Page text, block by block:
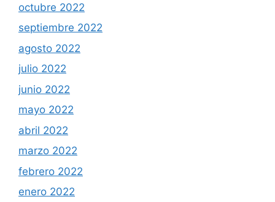
octubre 2022
septiembre 2022
agosto 2022
julio 2022
junio 2022
mayo 2022
abril 2022
marzo 2022
febrero 2022
enero 2022